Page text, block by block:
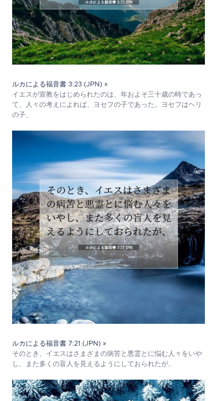
ルカによる福音書 3:23 (JPN) »
イエスが宣教をはじめられたのは、年およそ三十歳の時であっ
て、人々の考えによれば、ヨセフの子であった。ヨセフはヘリ
の子、
ルカによる福音書 7:21 (JPN) »
そのとき、イエスはさまざまの病苦と悪霊とに悩む人々をいや
し、また多くの盲人を見えるようにしておられたが、